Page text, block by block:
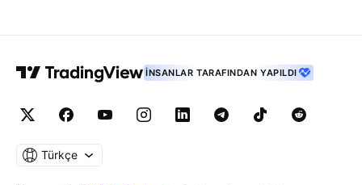
İNSANLAR TARAFINDAN YAPILDI
Türkçe